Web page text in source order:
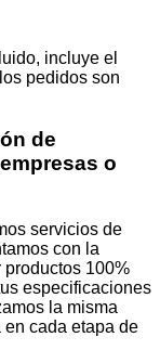
incluye el
pedidos son
de
o
servicios de
con la
productos 100%
especificaciones
la misma
cada etapa de